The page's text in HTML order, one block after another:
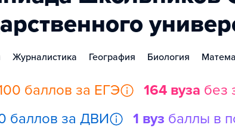
Журналистика География Биология
баллов за ЕГЭ 164 вуза без
баллов за ДВИ 1 вуз баллы в